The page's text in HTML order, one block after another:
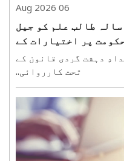
06 Aug 2026
بنگلہ دیش میں 14 سالہ طالب علم کو جیل
پر اختیارات کے
کا الزام لگایا
دہشت گردی قانون کے
تحت کارروائی..